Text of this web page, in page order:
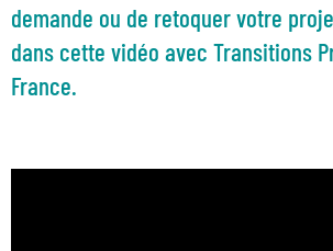
demande ou de retoquer votre
dans cette vidéo avec Transitions
France.